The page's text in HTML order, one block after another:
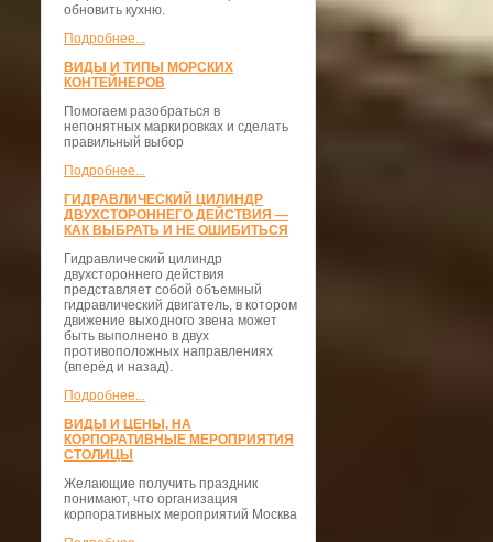
обновить кухню.
Подробнее...
ВИДЫ И ТИПЫ МОРСКИХ
КОНТЕЙНЕРОВ
Помогаем разобраться в
непонятных маркировках и сделать
правильный выбор
Подробнее...
ГИДРАВЛИЧЕСКИЙ ЦИЛИНДР
ДВУХСТОРОННЕГО ДЕЙСТВИЯ —
КАК ВЫБРАТЬ И НЕ ОШИБИТЬСЯ
Гидравлический цилиндр
двухстороннего действия
представляет собой объемный
гидравлический двигатель, в котором
движение выходного звена может
быть выполнено в двух
противоположных направлениях
(вперёд и назад).
Подробнее...
ВИДЫ И ЦЕНЫ, НА
КОРПОРАТИВНЫЕ МЕРОПРИЯТИЯ
СТОЛИЦЫ
Желающие получить праздник
понимают, что организация
корпоративных мероприятий Москва